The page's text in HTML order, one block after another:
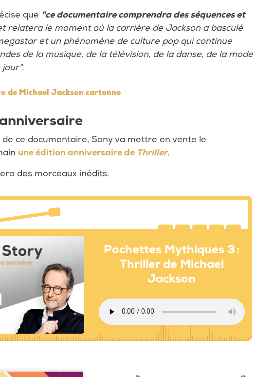
que "ce documentaire comprendra des séquences et
relatera le moment où la carrière de Jackson a basculé
et un phénomène de culture pop qui continue
de la musique, de la télévision, de la danse, de la mode
de Michael Jackson cartonne
ce documentaire, Sony va mettre en vente le
une édition anniversaire de Thriller.
des morceaux inédits.
Pochettes Mythiques 3 :
Thriller de Michael
Jackson